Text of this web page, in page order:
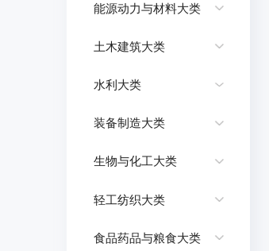
能源动力与材料大类
土木建筑大类
水利大类
装备制造大类
生物与化工大类
轻工纺织大类
食品药品与粮食大类